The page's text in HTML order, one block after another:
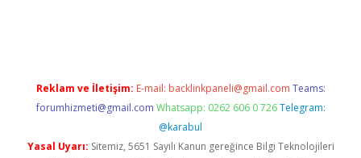
Reklam ve İletişim: E-mail: backlinkpaneli@gmail.com Teams:
forumhizmeti@gmail.com Whatsapp: 0262 606 0 726 Telegram:
@karabul
Yasal Uyarı: Sitemiz, 5651 Sayılı Kanun gereğince Bilgi Teknolojileri